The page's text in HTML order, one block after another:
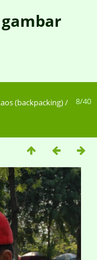
8/40
(backpacking)/